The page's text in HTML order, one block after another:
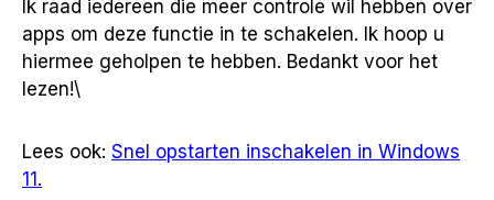
Ik raad iedereen die meer controle wil hebben over
apps om deze functie in te schakelen. Ik hoop u
hiermee geholpen te hebben. Bedankt voor het
lezen!\
Lees ook: Snel opstarten inschakelen in Windows
11.